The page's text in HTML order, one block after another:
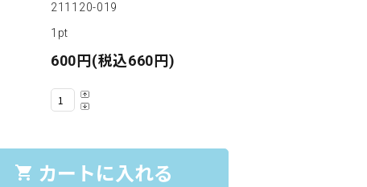
211120-019
1pt
600円(税込660円)
shopping_cart カートに入れる